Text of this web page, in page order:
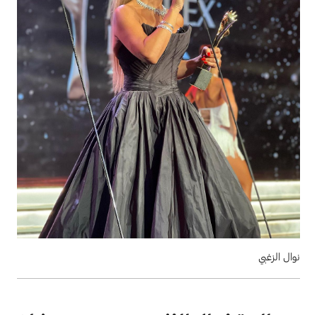
نوال الزغبي